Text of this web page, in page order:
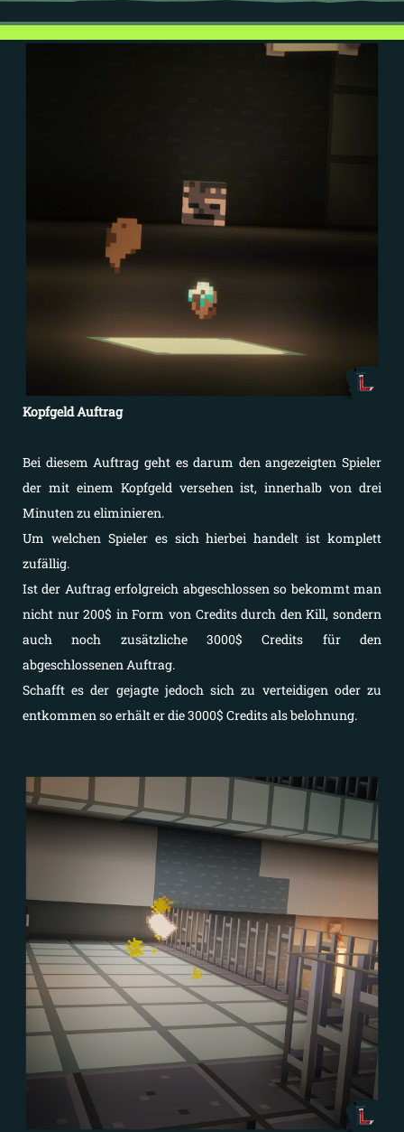
Kopfgeld Auftrag
Bei diesem Auftrag geht es darum den angezeigten Spieler
der mit einem Kopfgeld versehen ist, innerhalb von drei
Minuten zu eliminieren.
Um welchen Spieler es sich hierbei handelt ist komplett
zufällig.
Ist der Auftrag erfolgreich abgeschlossen so bekommt man
nicht nur 200$ in Form von Credits durch den Kill, sondern
auch noch zusätzliche 3000$ Credits für den
abgeschlossenen Auftrag.
Schafft es der gejagte jedoch sich zu verteidigen oder zu
entkommen so erhält er die 3000$ Credits als belohnung.